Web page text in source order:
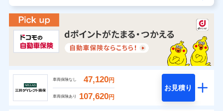
車両保険なし 47,120円
車両保険あり 107,620円
お見積り